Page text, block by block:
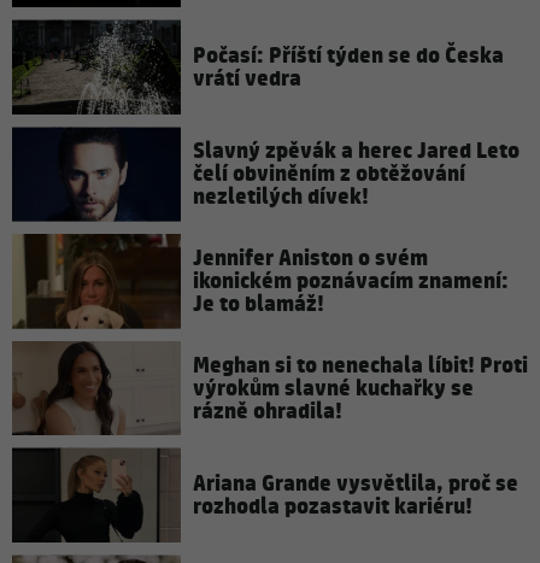
Počasí: Příští týden se do Česka
vrátí vedra
Slavný zpěvák a herec Jared Leto
čelí obviněním z obtěžování
nezletilých dívek!
Jennifer Aniston o svém
ikonickém poznávacím znamení:
Je to blamáž!
Meghan si to nenechala líbit! Proti
výrokům slavné kuchařky se
rázně ohradila!
Ariana Grande vysvětlila, proč se
rozhodla pozastavit kariéru!